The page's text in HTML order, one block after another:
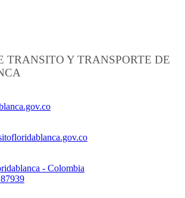
TRANSITO Y TRANSPORTE DE
- Colombia